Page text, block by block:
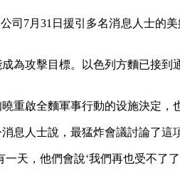
7月31日援引多名消息人士的
攻擊目標。以色列方麵已接到
啟全麵軍事行動的设施決定，
人士說，最猛炸會議討論了這
，他們會說‘我們再也受不了了